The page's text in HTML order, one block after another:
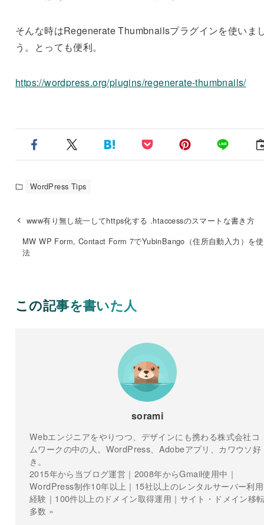
そんな時はRegenerate Thumbnailsプラグインを使いま
う。とっても便利。
https://wordpress.org/plugins/regenerate-thumbnails/
WordPress Tips
www有り無し統一してhttps化する .htaccessのスマートな書き方
MW WP Form, Contact Form 7でYubinBango（住所自動入力）を
法
この記事を書いた人
sorami
Webエンジニアをやりつつ、デザインにも携わる株式会社コ
ムワークの中の人。WordPress、Adobeアプリ、カワウソ好
き。
2015年から当ブログ運営｜2008年からGmail使用中｜
WordPress制作10年以上｜15社以上のレンタルサーバー利用
経験｜100件以上のドメイン取得運用｜サイト・ドメイン移
多数 »